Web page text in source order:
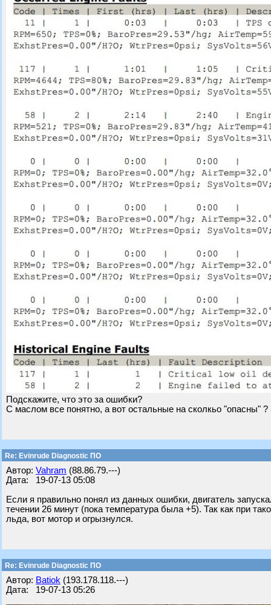
Подскажите, что это за ошибки?
С маслом все понятно, а вот остальные на сколкьо "опасны" ?
Re: Evinrude Diagnostic ПО
Автор: Vahram (88.86.79.---)
Дата: 19-07-13 05:08
Если я правильно понял из данных ошибки, двигатель
течении 26 минут (пока температура была +5). Так как при
льда, вот мотор и огрызнулся.
Re: Evinrude Diagnostic ПО
Автор: Batiok (193.178.118.---)
Дата: 19-07-13 05:26